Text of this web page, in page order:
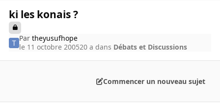
ki les konais ?
Partheyusufhope
le 11 octobre 200520 a dans Débats et Discussions
Commencer un nouveau sujet